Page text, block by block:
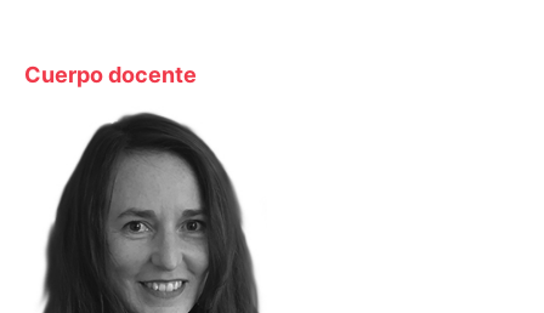
Cuerpo docente